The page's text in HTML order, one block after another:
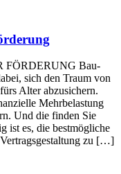
Bau-
sich den Traum von
Alter abzusichern.
Mehrbelastung
Und die finden Sie
ist es, die bestmögliche
zu […]